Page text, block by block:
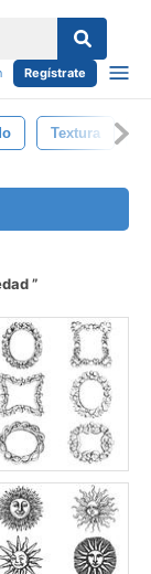
Regístrate
Textura